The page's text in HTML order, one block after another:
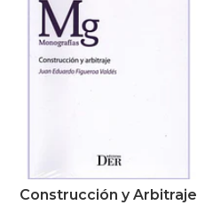
Construcción y Arbitraje